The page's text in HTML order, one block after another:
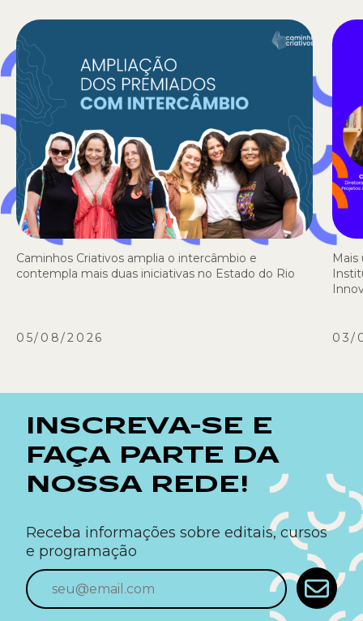
Caminhos Criativos amplia o intercâmbio e
contempla mais duas iniciativas no Estado do Rio
05/08/2026 03/
INSCREVA-SE E
FAÇA PARTE DA
NOSSA REDE!
Receba informações sobre editais, cursos
e programação